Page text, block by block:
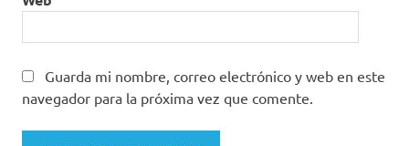
Guarda mi nombre, correo electrónico y web en este
navegador para la próxima vez que comente.